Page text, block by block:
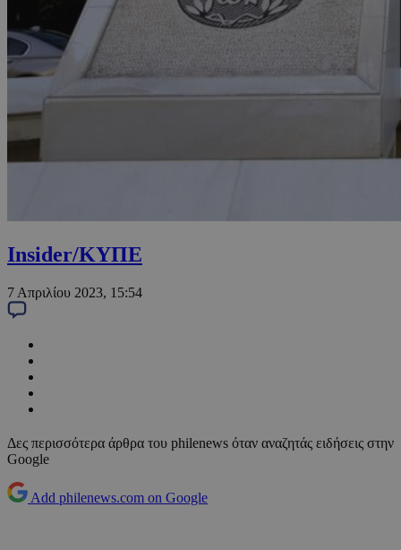
Insider/ΚΥΠΕ
7 Απριλίου 2023, 15:54
Δες περισσότερα άρθρα του philenews όταν αναζητάς ειδήσεις στην
Google
Add philenews.com on Google